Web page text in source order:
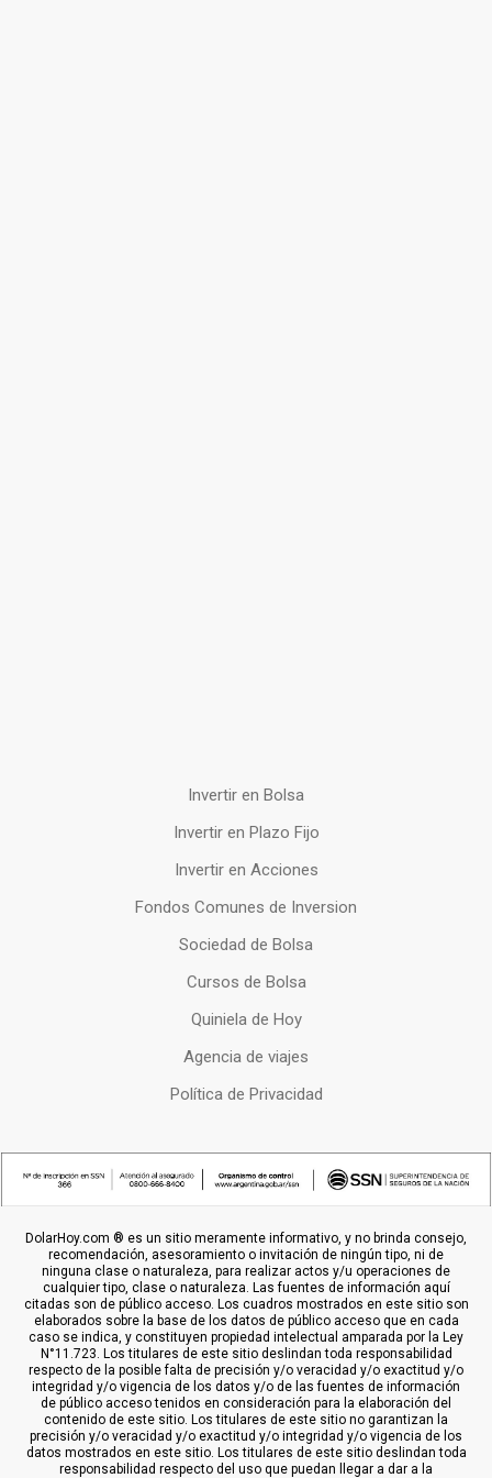
Invertir en Bolsa
Invertir en Plazo Fijo
Invertir en Acciones
Fondos Comunes de Inversion
Sociedad de Bolsa
Cursos de Bolsa
Quiniela de Hoy
Agencia de viajes
Política de Privacidad
DolarHoy.com ® es un sitio meramente informativo, y no brinda consejo,
recomendación, asesoramiento o invitación de ningún tipo, ni de
ninguna clase o naturaleza, para realizar actos y/u operaciones de
cualquier tipo, clase o naturaleza. Las fuentes de información aquí
citadas son de público acceso. Los cuadros mostrados en este sitio son
elaborados sobre la base de los datos de público acceso que en cada
caso se indica, y constituyen propiedad intelectual amparada por la Ley
N°11.723. Los titulares de este sitio deslindan toda responsabilidad
respecto de la posible falta de precisión y/o veracidad y/o exactitud y/o
integridad y/o vigencia de los datos y/o de las fuentes de información
de público acceso tenidos en consideración para la elaboración del
contenido de este sitio. Los titulares de este sitio no garantizan la
precisión y/o veracidad y/o exactitud y/o integridad y/o vigencia de los
datos mostrados en este sitio. Los titulares de este sitio deslindan toda
responsabilidad respecto del uso que puedan llegar a dar a la